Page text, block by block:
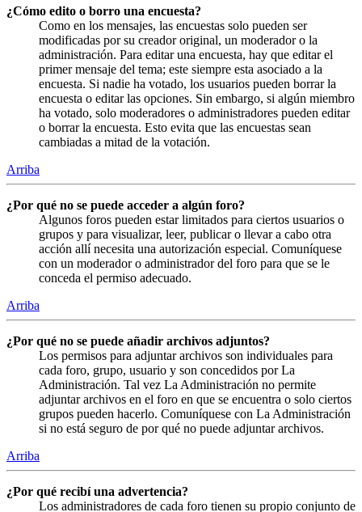
¿Cómo edito o borro una encuesta?
Como en los mensajes, las encuestas solo pueden ser
modificadas por su creador original, un moderador o la
administración. Para editar una encuesta, hay que editar el
primer mensaje del tema; este siempre esta asociado a la
encuesta. Si nadie ha votado, los usuarios pueden borrar la
encuesta o editar las opciones. Sin embargo, si algún miembro
ha votado, solo moderadores o administradores pueden editar
o borrar la encuesta. Esto evita que las encuestas sean
cambiadas a mitad de la votación.
Arriba
¿Por qué no se puede acceder a algún foro?
Algunos foros pueden estar limitados para ciertos usuarios o
grupos y para visualizar, leer, publicar o llevar a cabo otra
acción allí necesita una autorización especial. Comuníquese
con un moderador o administrador del foro para que se le
conceda el permiso adecuado.
Arriba
¿Por qué no se puede añadir archivos adjuntos?
Los permisos para adjuntar archivos son individuales para
cada foro, grupo, usuario y son concedidos por La
Administración. Tal vez La Administración no permite
adjuntar archivos en el foro en que se encuentra o solo ciertos
grupos pueden hacerlo. Comuníquese con La Administración
si no está seguro de por qué no puede adjuntar archivos.
Arriba
¿Por qué recibí una advertencia?
Los administradores de cada foro tienen su propio conjunto de